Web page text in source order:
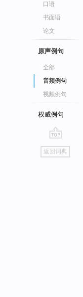
口语
书面语
论文
原声例句
全部
音频例句
视频例句
权威例句
go
top
返回词典